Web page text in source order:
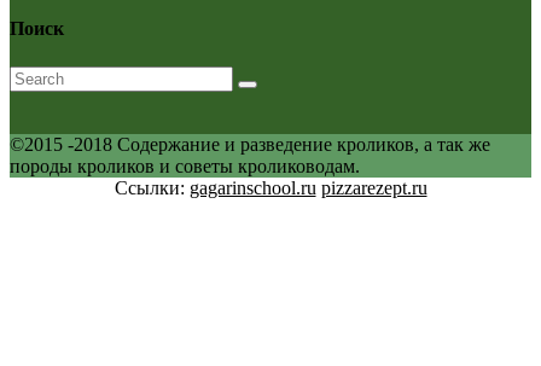
Поиск
©2015 -2018 Содержание и разведение кроликов, а так же
породы кроликов и советы кролиководам.
Ссылки: gagarinschool.ru pizzarezept.ru